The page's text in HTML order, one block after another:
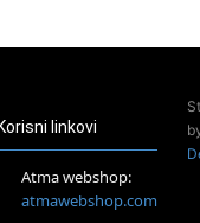
Akaša zapisa
Korisni linkovi
Atma webshop:
atmawebshop.com